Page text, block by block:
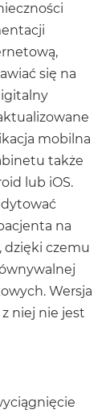
się na
mobilna
także
lub iOS.
na
dzięki czemu
Wersja
niej nie jest